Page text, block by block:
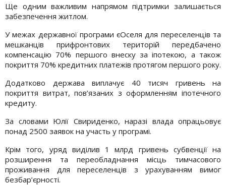
Ще одним важливим напрямом підтримки залишається
забезпечення житлом.
У межах державної програми єОселя для переселенців та
мешканців прифронтових територій передбачено
компенсацію 70% першого внеску за іпотекою, а також
покриття 70% кредитних платежів протягом першого року.
Додатково держава виплачує 40 тисяч гривень на
покриття витрат, пов’язаних з оформленням іпотечного
кредиту.
За словами Юлії Свириденко, наразі влада опрацьовує
понад 2500 заявок на участь у програмі.
Крім того, уряд виділив 1 млрд гривень субвенції на
розширення та переобладнання місць тимчасового
проживання для переселенців з урахуванням вимог
безбар’єрності.